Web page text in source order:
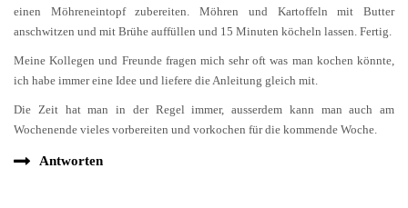
einen Möhreneintopf zubereiten. Möhren und Kartoffeln mit Butter
anschwitzen und mit Brühe auffüllen und 15 Minuten köcheln lassen. Fertig.
Meine Kollegen und Freunde fragen mich sehr oft was man kochen könnte,
ich habe immer eine Idee und liefere die Anleitung gleich mit.
Die Zeit hat man in der Regel immer, ausserdem kann man auch am
Wochenende vieles vorbereiten und vorkochen für die kommende Woche.
Antworten